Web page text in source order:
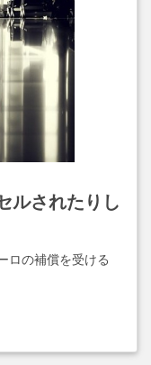
ルされたりし
ロの補償を受ける